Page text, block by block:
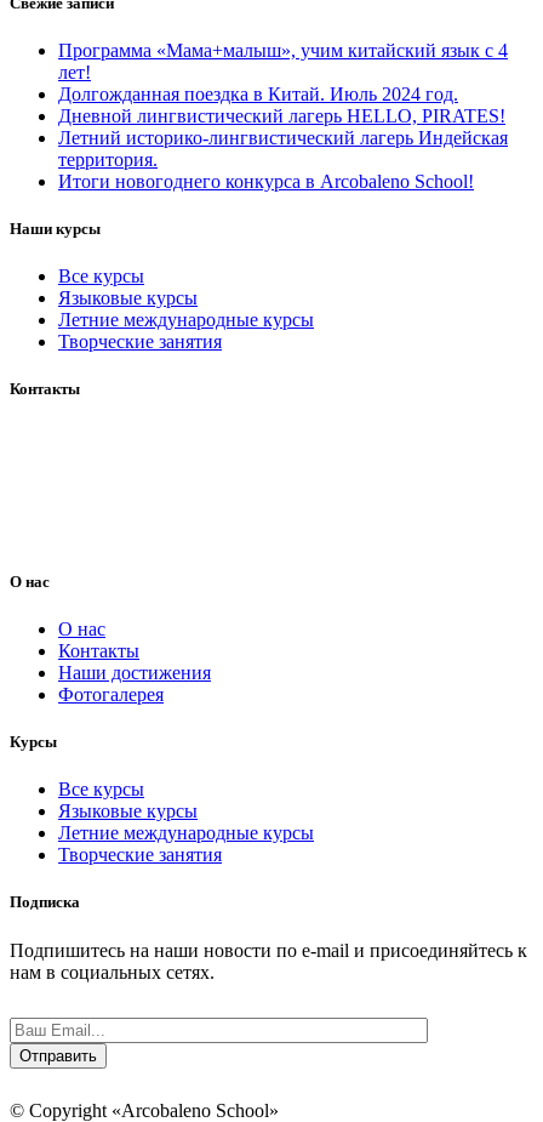
Программа «Мама+малыш», учим китайский язык с 4
лет!
Долгожданная поездка в Китай. Июль 2024 год.
Дневной лингвистический лагерь HELLO, PIRATES!
Летний историко-лингвистический лагерь Индейская
территория.
Итоги новогоднего конкурса в Arcobaleno School!
Наши курсы
Все курсы
Языковые курсы
Летние международные курсы
Творческие занятия
Контакты
О нас
О нас
Контакты
Наши достижения
Фотогалерея
Курсы
Все курсы
Языковые курсы
Летние международные курсы
Творческие занятия
Подписка
Подпишитесь на наши новости по e-mail и присоединяйтесь к
нам в социальных сетях.
© Copyright «Arcobaleno School»